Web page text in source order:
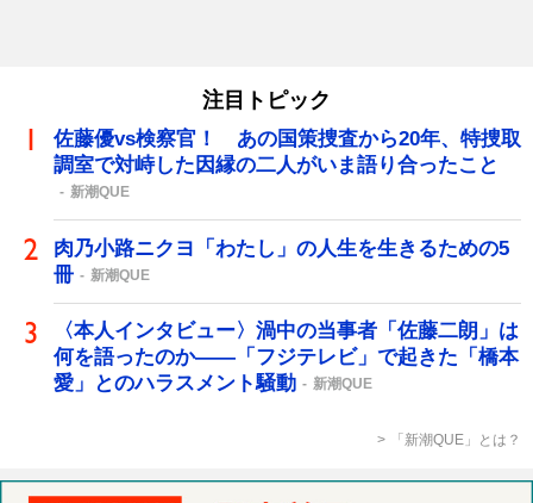
注目トピック
佐藤優vs検察官！ あの国策捜査から20年、特捜取
調室で対峙した因縁の二人がいま語り合ったこと
新潮QUE
肉乃小路ニクヨ「わたし」の人生を生きるための5
冊
新潮QUE
〈本人インタビュー〉渦中の当事者「佐藤二朗」は
何を語ったのか――「フジテレビ」で起きた「橋本
愛」とのハラスメント騒動
新潮QUE
「新潮QUE」とは？